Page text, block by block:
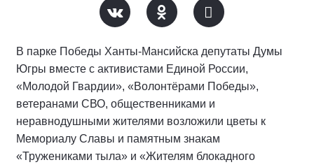
В парке Победы Ханты-Мансийска депутаты Думы
Югры вместе с активистами Единой России,
«Молодой Гвардии», «Волонтёрами Победы»,
ветеранами СВО, общественниками и
неравнодушными жителями возложили цветы к
Мемориалу Славы и памятным знакам
«Тружениками тыла» и «Жителям блокадного